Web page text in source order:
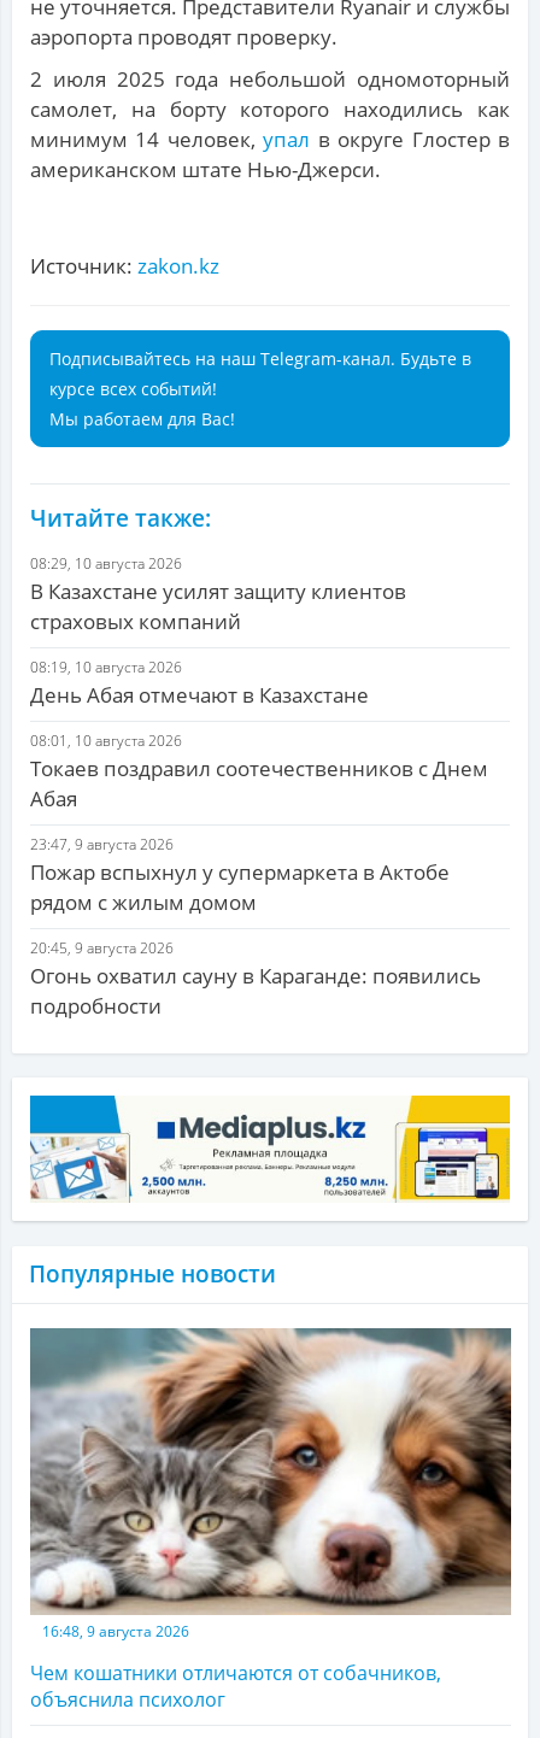
не уточняется. Представители Ryanair и службы
аэропорта проводят проверку.
2 июля 2025 года небольшой одномоторный
самолет, на борту которого находились как
минимум 14 человек,упал в округе Глостер в
американском штате Нью-Джерси.
Источник: zakon.kz
Подписывайтесь на наш Telegram-канал. Будьте в
курсе всех событий!
Мы работаем для Вас!
Читайте также:
08:29, 10 августа 2026
В Казахстане усилят защиту клиентов
страховых компаний
08:19, 10 августа 2026
День Абая отмечают в Казахстане
08:01, 10 августа 2026
Токаев поздравил соотечественников с Днем
Абая
23:47, 9 августа 2026
Пожар вспыхнул у супермаркета в Актобе
рядом с жилым домом
20:45, 9 августа 2026
Огонь охватил сауну в Караганде: появились
подробности
Популярные новости
16:48, 9 августа 2026
Чем кошатники отличаются от собачников,
объяснила психолог